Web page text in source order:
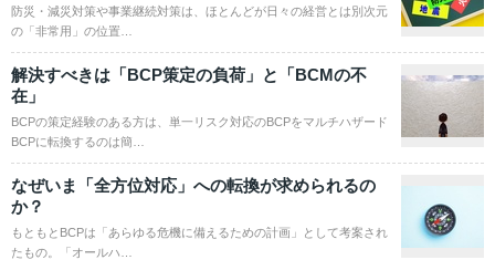
防災・減災対策や事業継続対策は、ほとんどが日々の経営とは別次元
の「非常用」の位置…
解決すべきは「BCP策定の負荷」と「BCMの不
在」
BCPの策定経験のある方は、単一リスク対応のBCPをマルチハザード
BCPに転換するのは簡…
なぜいま「全方位対応」への転換が求められるの
か？
もともとBCPは「あらゆる危機に備えるための計画」として考案され
たもの。「オールハ…